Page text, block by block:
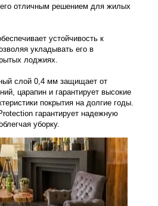
его отличным решением для жилых
устойчивость к
укладывать его в
лоджиях.
слой 0,4 мм защищает от
царапин и гарантирует высокие
покрытия на долгие годы.
гарантирует надежную
уборку.